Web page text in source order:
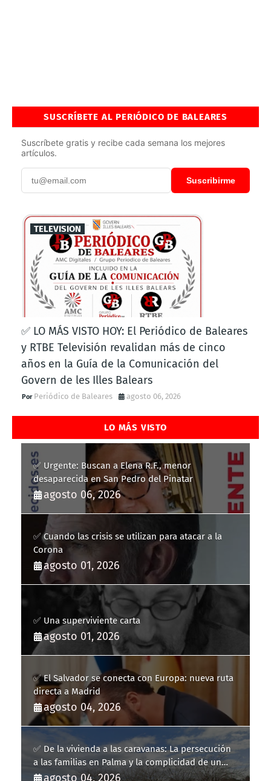
SUSCRÍBETE AL PERIÓDICO DE BALEARES
Suscríbete gratis y recibe cada semana los mejores
artículos.
Suscribirme
TELEVISION
✅ LO MÁS VISTO HOY: El Periódico de Baleares
y RTBE Televisión revalidan más de cinco
años en la Guía de la Comunicación del
Govern de les Illes Balears
Periódico de Baleares agosto 06, 2026
LO MÁS VISTO
✅ Urgente: Buscan a Elena R.F., menor
desaparecida en San Pedro del Pinatar
agosto 06, 2026
✅ Cuando las crisis se utilizan para atacar a la
Corona
agosto 01, 2026
✅ Una superviviente carta
agosto 01, 2026
✅ El Salvador se conecta con Europa: nueva ruta
directa a Madrid
agosto 04, 2026
✅ De la vivienda a las caravanas: La persecución
a las familias en Palma y la complicidad de un
fracaso heredado
agosto 04, 2026